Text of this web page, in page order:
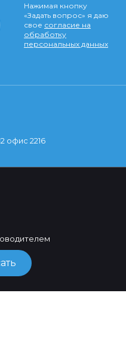
Нажимая кнопку
«Задать вопрос» я даю
свое согласие на
обработку
персональных данных
офис 2216